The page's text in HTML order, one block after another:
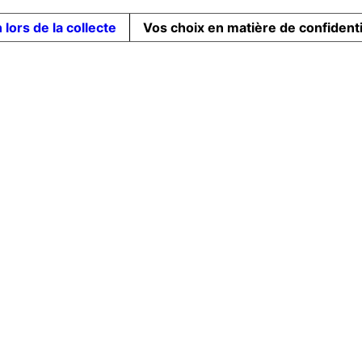
lors de la collecte Vos choix en matière de